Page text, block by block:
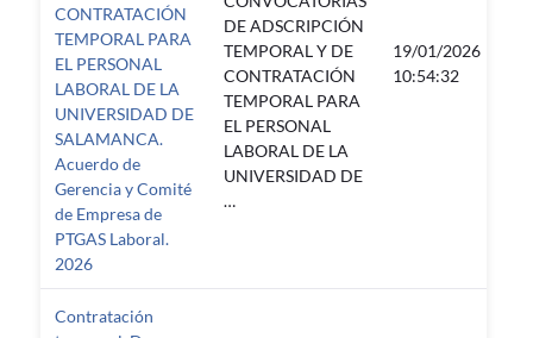
CONTRATACIÓN
TEMPORAL PARA
EL PERSONAL
LABORAL DE LA
UNIVERSIDAD DE
SALAMANCA.
Acuerdo de
Gerencia y Comité
de Empresa de
PTGAS Laboral.
2026
DE ADSCRIPCIÓN
TEMPORAL Y DE
CONTRATACIÓN
TEMPORAL PARA
EL PERSONAL
LABORAL DE LA
UNIVERSIDAD DE
…
19/01/2026
10:54:32
Contratación